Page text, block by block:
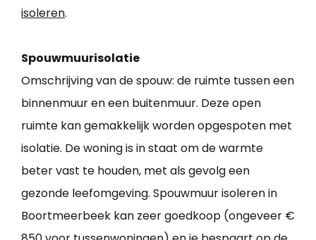
isoleren.
Spouwmuurisolatie
Omschrijving van de spouw: de ruimte tussen een
binnenmuur en een buitenmuur. Deze open
ruimte kan gemakkelijk worden opgespoten met
isolatie. De woning is in staat om de warmte
beter vast te houden, met als gevolg een
gezonde leefomgeving. Spouwmuur isoleren in
Boortmeerbeek kan zeer goedkoop (ongeveer €